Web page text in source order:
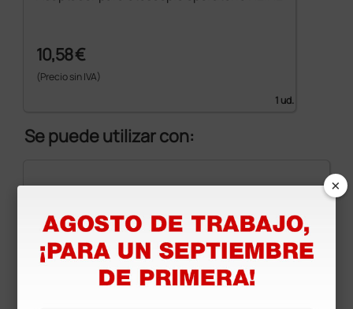
10,58 €
(Precio sin IVA)
1 ud.
Se puede utilizar con:
×